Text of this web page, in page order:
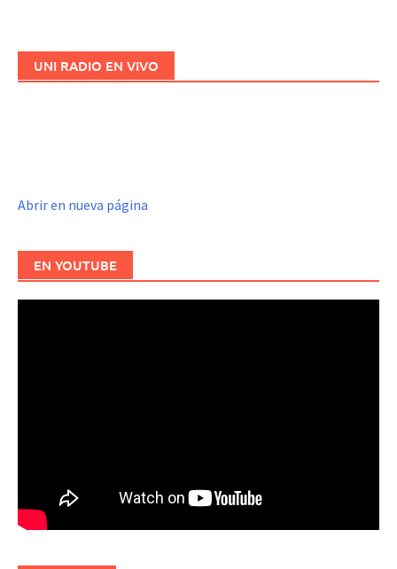
UNI RADIO EN VIVO
Abrir en nueva página
EN YOUTUBE